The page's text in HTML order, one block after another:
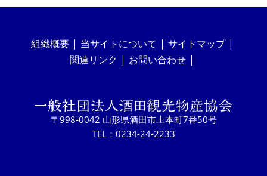
組織概要 当サイトについて
サイトマップ
関連リンク
お問い合わせ
〒998-0042 山形県酒田市上本町7番50号
TEL：0234-24-2233